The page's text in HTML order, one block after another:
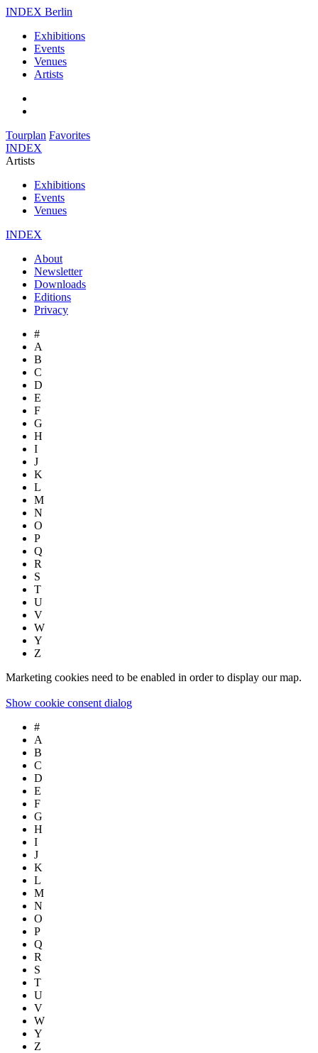
INDEX Berlin
Exhibitions
Events
Venues
Artists
Tourplan Favorites
INDEX
Artists
Exhibitions
Events
Venues
INDEX
About
Newsletter
Downloads
Editions
Privacy
#
A
B
C
D
E
F
G
H
I
J
K
L
M
N
O
P
Q
R
S
T
U
V
W
Y
Z
Marketing cookies need to be enabled in order to display our map.
Show cookie consent dialog
#
A
B
C
D
E
F
G
H
I
J
K
L
M
N
O
P
Q
R
S
T
U
V
W
Y
Z